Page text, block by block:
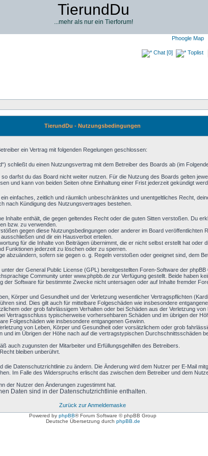
TierundDu
...mehr als nur ein Tierforum!
Phoogle Map
Chat [0] Toplist
TierundDu - Nutzungsbedingungen
ein Vertrag mit folgenden Regelungen geschlossen:
schließt du einen Nutzungsvertrag mit dem Betreiber des Boards ab (im
darfst du das Board nicht weiter nutzen. Für die Nutzung des Boards gelten
und kann von beiden Seiten ohne Einhaltung einer Frist jederzeit gekündigt
einfaches, zeitlich und räumlich unbeschränktes und unentgeltliches Recht,
nach Kündigung des Nutzungsvertrages bestehen.
Inhalte enthält, die gegen geltendes Recht oder die guten Sitten verstoßen. Du
bzw. zu verwenden.
gegen diese Nutzungsbedingungen oder anderer im Board veröffentlichten
und dir ein Hausverbot erteilen.
für die Inhalte von Beiträgen übernimmt, die er nicht selbst erstellt hat oder
Funktionen jederzeit zu löschen oder zu sperren.
abzuändern, sofern sie gegen o. g. Regeln verstoßen oder geeignet sind, dem
der General Public License (GPL) bereitgestellten Foren-Software der
Community unter www.phpbb.de zur Verfügung gestellt. Beide haben
der Software für bestimmte Zwecke nicht untersagen oder auf Inhalte fremder
Körper und Gesundheit und der Verletzung wesentlicher Vertragspflichten
sind. Dies gilt auch für mittelbare Folgeschäden wie insbesondere
oder grob fahrlässigem Verhalten oder bei Schäden aus der Verletzung
Vertragsschluss typischerweise vorhersehbaren Schäden und im übrigen der
Folgeschäden wie insbesondere entgangenen Gewinn.
von Leben, Körper und Gesundheit oder vorsätzlichem oder grob
im Übrigen der Höhe nach auf die vertragstypischen Durchschnittsschäden
auch zugunsten der Mitarbeiter und Erfüllungsgehilfen des Betreibers.
bleiben unberührt.
Datenschutzrichtlinie zu ändern. Die Änderung wird dem Nutzer per E-Mail
Im Falle des Widerspruchs erlischt das zwischen dem Betreiber und dem
der Nutzer den Änderungen zugestimmt hat.
Daten sind in der Datenschutzrichtlinie enthalten.
Zurück zur Anmeldemaske
Powered by phpBB® Forum Software © phpBB Group
Deutsche Übersetzung durch phpBB.de